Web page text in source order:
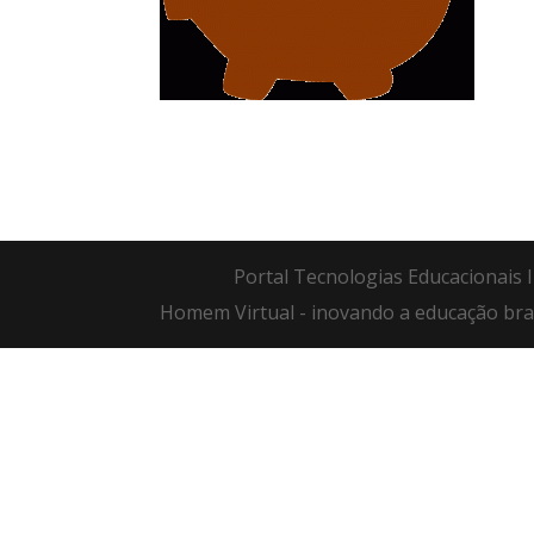
Portal Tecnologias Educacionais
Homem Virtual - inovando a educação